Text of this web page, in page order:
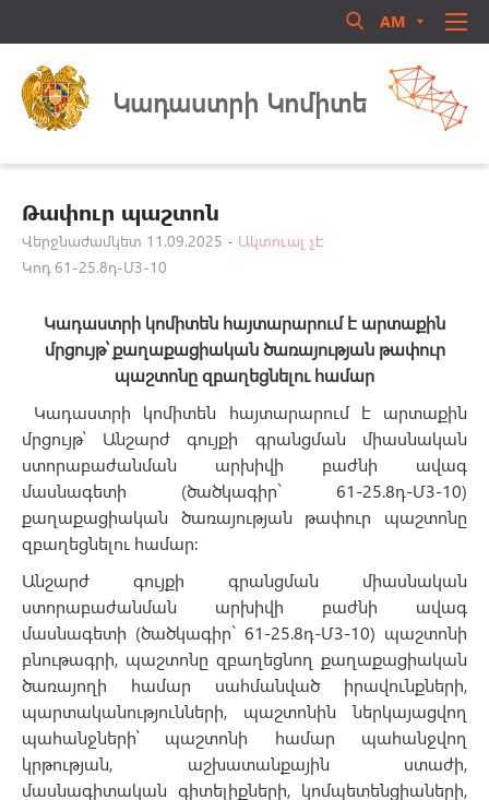
AM
Կադաստրի Կոմիտե
ՏԵՂԵԿԱՏՈՒ
ԳՈՐԾՈՒՆԵՈՒԹՅՈՒՆ
ՀԱՍԱՐԱԿԱԿԱՆ ԽՈՐՀՈՒՐԴ
ԿԱՊ ՄԵԶ ՀԵՏ
Թափուր պաշտոն
Վերջնաժամկետ 11.09.2025 - Ակտուալ չէ
Կոդ 61-25.8դ-Մ3-10
Կադաստրի կոմիտեն հայտարարում է արտաքին
մրցույթ՝ քաղաքացիական ծառայության թափուր
պաշտոնըզբաղեցնելու համար
Կադաստրի կոմիտեն հայտարարում է արտաքին
մրցույթ՝ Անշարժ գույքի գրանցման միասնական
ստորաբաժանման արխիվի բաժնի ավագ
մասնագետի (ծածկագիր` 61-25.8դ-Մ3-10)
քաղաքացիական ծառայության թափուր պաշտոնը
զբաղեցնելու համար:
Անշարժ գույքի գրանցման միասնական
ստորաբաժանման արխիվի բաժնի ավագ
մասնագետի (ծածկագիր` 61-25.8դ-Մ3-10) պաշտոնի
բնութագրի, պաշտոնը զբաղեցնող քաղաքացիական
ծառայողի համար սահմանված իրավունքների,
պարտականությունների, պաշտոնին ներկայացվող
պահանջների՝ պաշտոնի համար պահանջվող
կրթության, աշխատանքային ստաժի,
մասնագիտական գիտելիքների, կոմպետենցիաների,
Մուտք համակարգ
Login